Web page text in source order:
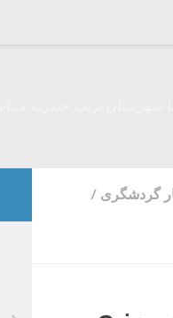
گردشگری /